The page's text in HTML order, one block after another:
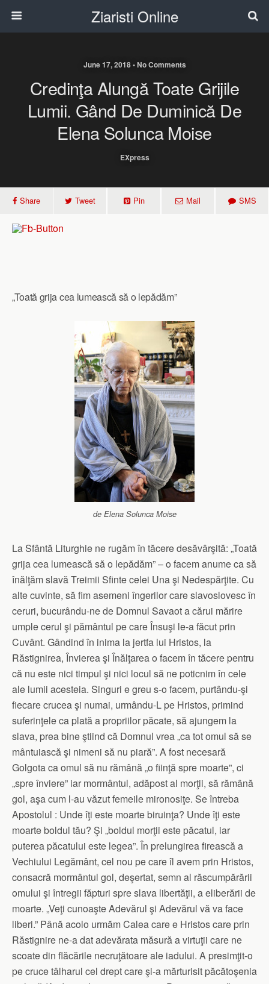
Ziaristi Online
June 17, 2018 • No Comments
Credinţa Alungă Toate Grijile
Lumii. Gând De Duminică De
Elena Solunca Moise
EXpress
Share Tweet Pin Mail SMS
„Toată grija cea lumească să o lepădăm”
de Elena Solunca Moise
La Sfântă Liturghie ne rugăm în tăcere desăvârşită: „Toată
grija cea lumească să o lepădăm” – o facem anume ca să
înălţăm slavă Treimii Sfinte celei Una şi Nedespărţite. Cu
alte cuvinte, să fim asemeni îngerilor care slavoslovesc în
ceruri, bucurându-ne de Domnul Savaot a cărui mărire
umple cerul şi pământul pe care Însuşi le-a făcut prin
Cuvânt. Gândind în inima la jertfa lui Hristos, la
Răstignirea, Învierea şi Înălţarea o facem în tăcere pentru
că nu este nici timpul şi nici locul să ne poticnim în cele
ale lumii acesteia. Singuri e greu s-o facem, purtându-şi
fiecare crucea şi numai, urmându-L pe Hristos, primind
suferinţele ca plată a propriilor păcate, să ajungem la
slava, prea bine ştiind că Domnul vrea „ca tot omul să se
mântuiască şi nimeni să nu piară”. A fost necesară
Golgota ca omul să nu rămână „o fiinţă spre moarte”, ci
„spre înviere” iar mormântul, adăpost al morţii, să rămână
gol, aşa cum l-au văzut femeile mironosiţe. Se întreba
Apostolul : Unde îţi este moarte biruinţa? Unde îţi este
moarte boldul tău? Şi „boldul morţii este păcatul, iar
puterea păcatului este legea”. În prelungirea firească a
Vechiului Legământ, cel nou pe care îl avem prin Hristos,
consacră mormântul gol, deşertat, semn al răscumpărării
omului şi întregii făpturi spre slava libertăţii, a eliberării de
moarte. „Veţi cunoaşte Adevărul şi Adevărul vă va face
liberi.” Până acolo urmăm Calea care e Hristos care prin
Răstignire ne-a dat adevărata măsură a virtuţii care ne
scoate din flăcările necruţătoare ale iadului. A presimţit-o
pe cruce tâlharul cel drept care şi-a mărturisit păcătoşenia